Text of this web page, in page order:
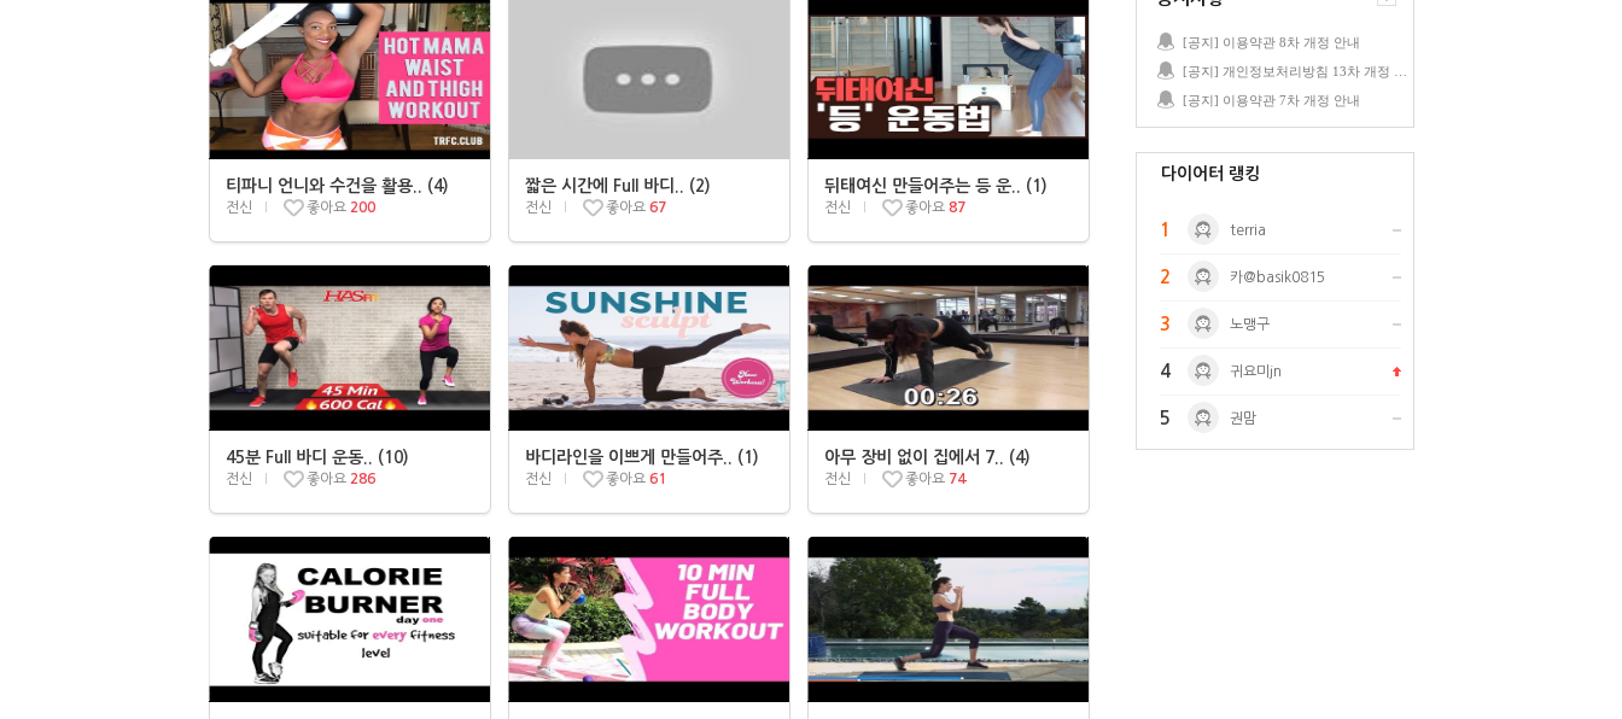
티파니 언니와 수건을 활용.. (4)
전신 좋아요 200
짧은 시간에 Full 바디.. (2)
전신 좋아요 67
뒤태여신 만들어주는 등 운.. (1)
전신 좋아요 87
45분 Full 바디 운동.. (10)
전신 좋아요 286
바디라인을 이쁘게 만들어주.. (1)
전신 좋아요 61
아무 장비 없이 집에서 7.. (4)
전신 좋아요 74
[공지] 이용약관 8차 개정 안내
[공지] 이용약관 7차 개정 안내
다이어터 랭킹
1 terria
2 카@basik0815
3 노맹구
4 귀요미jn
5 권맘